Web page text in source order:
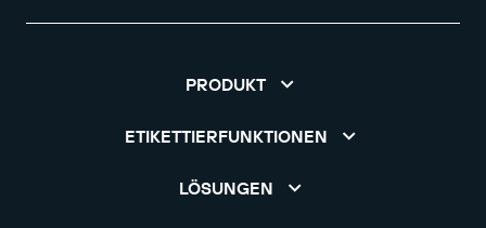
PRODUKT
ETIKETTIERFUNKTIONEN
LÖSUNGEN